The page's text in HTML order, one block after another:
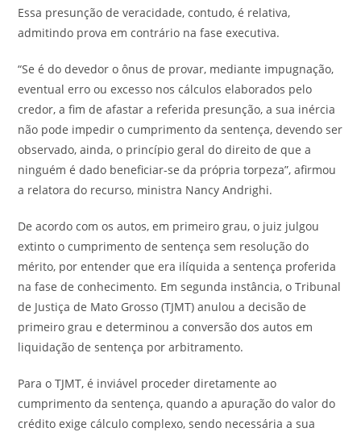
Essa presunção de veracidade, contudo, é relativa,
admitindo prova em contrário na fase executiva.
“Se é do devedor o ônus de provar, mediante impugnação,
eventual erro ou excesso nos cálculos elaborados pelo
credor, a fim de afastar a referida presunção, a sua inércia
não pode impedir o cumprimento da sentença, devendo ser
observado, ainda, o princípio geral do direito de que a
ninguém é dado beneficiar-se da própria torpeza”, afirmou
a relatora do recurso, ministra Nancy Andrighi.
De acordo com os autos, em primeiro grau, o juiz julgou
extinto o cumprimento de sentença sem resolução do
mérito, por entender que era ilíquida a sentença proferida
na fase de conhecimento. Em segunda instância, o Tribunal
de Justiça de Mato Grosso (TJMT) anulou a decisão de
primeiro grau e determinou a conversão dos autos em
liquidação de sentença por arbitramento.
Para o TJMT, é inviável proceder diretamente ao
cumprimento da sentença, quando a apuração do valor do
crédito exige cálculo complexo, sendo necessária a sua